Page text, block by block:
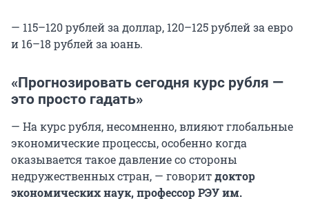
— 115–120 рублей за доллар, 120–125 рублей за евро
и 16–18 рублей за юань.
«Прогнозировать сегодня курс рубля —
это просто гадать»
— На курс рубля, несомненно, влияют глобальные
экономические процессы, особенно когда
оказывается такое давление со стороны
недружественных стран, — говоритдоктор
экономических наук, профессор РЭУ им.